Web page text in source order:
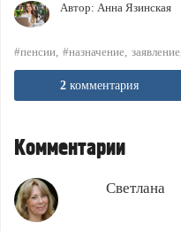
Автор: Анна Язинская
#пенсии #назначение заявление
2 комментария
Комментарии
Светлана